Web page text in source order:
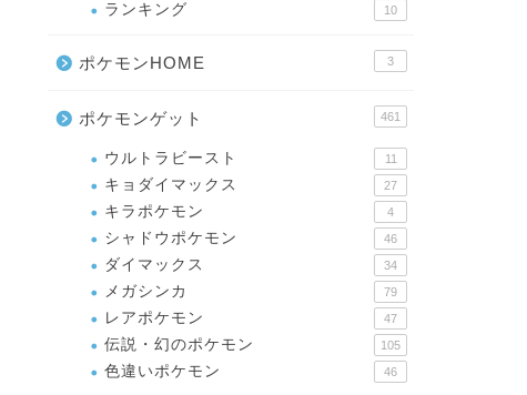
ランキング 10
ポケモンHOME 3
ポケモンゲット 461
ウルトラビースト 11
キョダイマックス 27
キラポケモン 4
シャドウポケモン 46
ダイマックス 34
メガシンカ 79
レアポケモン 47
伝説・幻のポケモン 105
色違いポケモン 46